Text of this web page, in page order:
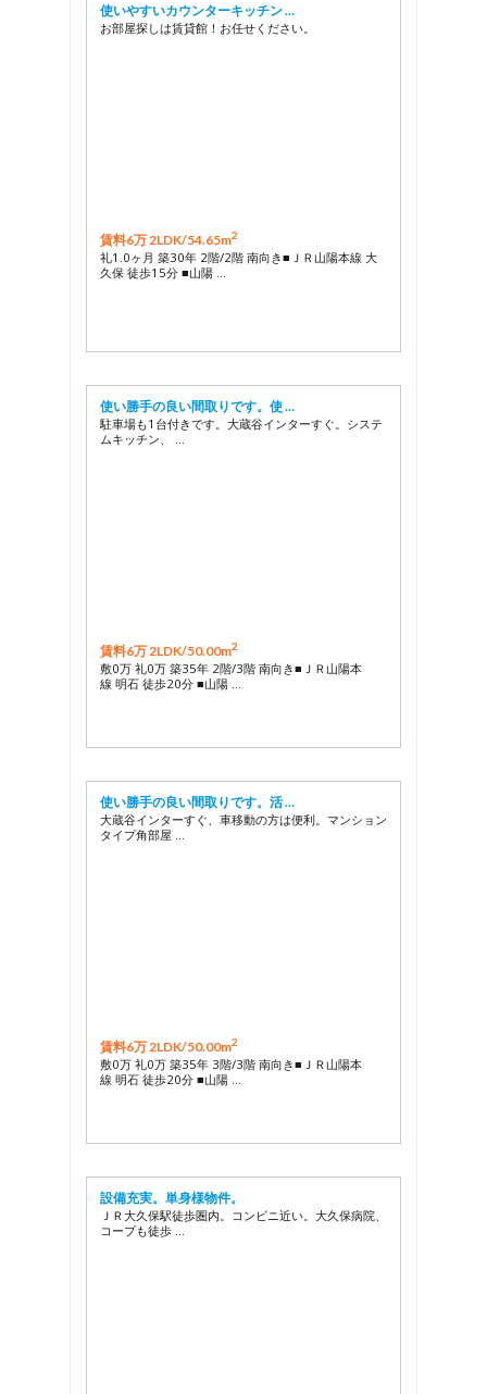
使いやすいカウンターキッチン …
お部屋探しは賃貸館！お任せください。
賃料6万 2LDK/54.65m2
礼1.0ヶ月 築30年 2階/2階 南向き■ＪＲ山陽本線 大
久保 徒歩15分 ■山陽 …
使い勝手の良い間取りです。使 …
駐車場も1台付きです。大蔵谷インターすぐ。システ
ムキッチン、 …
賃料6万 2LDK/50.00m2
敷0万 礼0万 築35年 2階/3階 南向き■ＪＲ山陽本
線 明石 徒歩20分 ■山陽 …
使い勝手の良い間取りです。活 …
大蔵谷インターすぐ、車移動の方は便利。マンション
タイプ角部屋 …
賃料6万 2LDK/50.00m2
敷0万 礼0万 築35年 3階/3階 南向き■ＪＲ山陽本
線 明石 徒歩20分 ■山陽 …
設備充実。単身様物件。
ＪＲ大久保駅徒歩圏内。コンビニ近い。大久保病院、
コープも徒歩 …